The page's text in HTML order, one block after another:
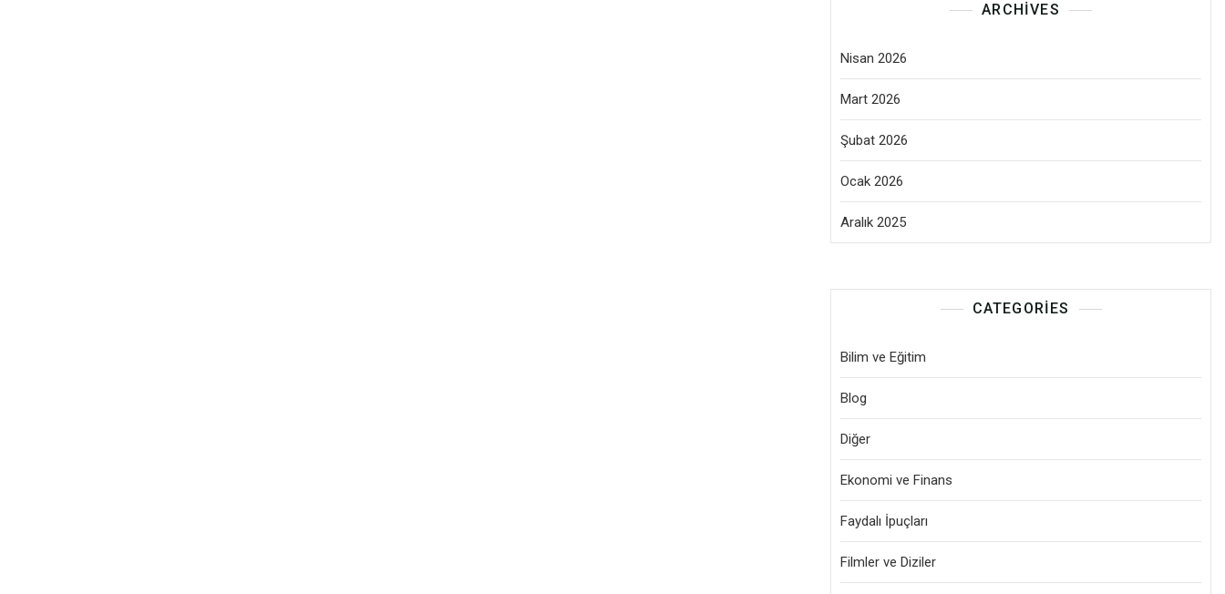
ARCHIVES
Nisan 2026
Mart 2026
Şubat 2026
Ocak 2026
Aralık 2025
CATEGORIES
Bilim ve Eğitim
Blog
Diğer
Ekonomi ve Finans
Faydalı İpuçları
Filmler ve Diziler